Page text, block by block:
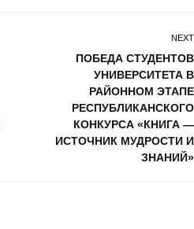
NEXT
ПОБЕДА СТУДЕНТОВ
УНИВЕРСИТЕТА В
РАЙОННОМ ЭТАПЕ
РЕСПУБЛИКАНСКОГО
КОНКУРСА «КНИГА —
ИСТОЧНИК МУДРОСТИ И
ЗНАНИЙ»